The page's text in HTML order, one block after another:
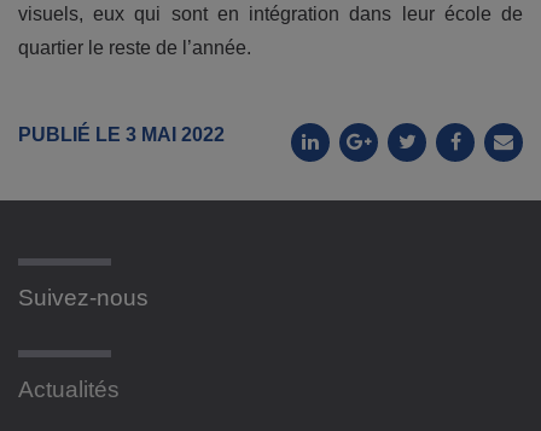
visuels, eux qui sont en intégration dans leur école de
quartier le reste de l’année.
PUBLIÉ LE 3 MAI 2022
Suivez-nous
Actualités